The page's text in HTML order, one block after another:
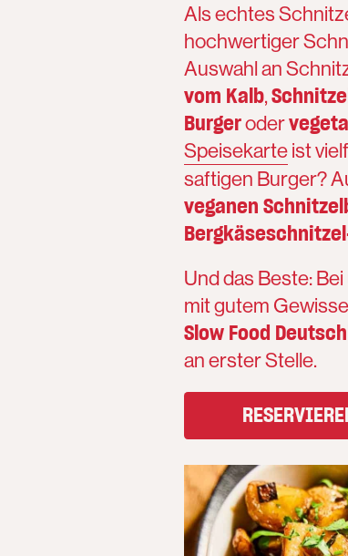
Als echtes
hochwertiger
Auswahl an
vom Kalb,
Burgeroder
Speisekarteist
saftigen Burger?
veganen
Und das Beste:
mit gutem
Slow Food
an erster Stelle.